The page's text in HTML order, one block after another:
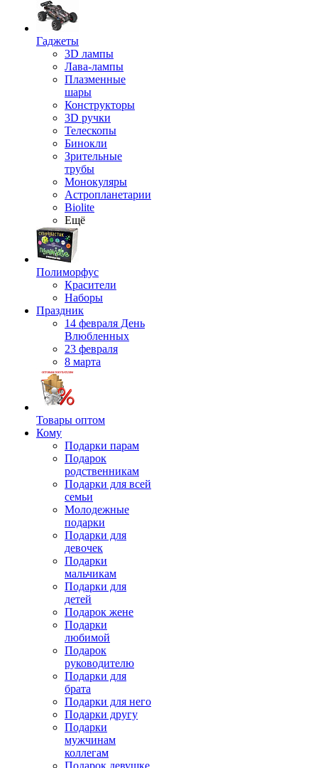
Гаджеты
3D лампы
Лава-лампы
Плазменные
шары
Конструкторы
3D ручки
Телескопы
Бинокли
Зрительные
трубы
Монокуляры
Астропланетарии
Biolite
Ещё
Полиморфус
Красители
Наборы
Праздник
14 февраля День
Влюбленных
23 февраля
8 марта
Товары оптом
Кому
Подарки парам
Подарок
родственникам
Подарки для всей
семьи
Молодежные
подарки
Подарки для
девочек
Подарки
мальчикам
Подарки для
детей
Подарок жене
Подарки
любимой
Подарок
руководителю
Подарки для
брата
Подарки для него
Подарки другу
Подарки
мужчинам
коллегам
Подарок девушке